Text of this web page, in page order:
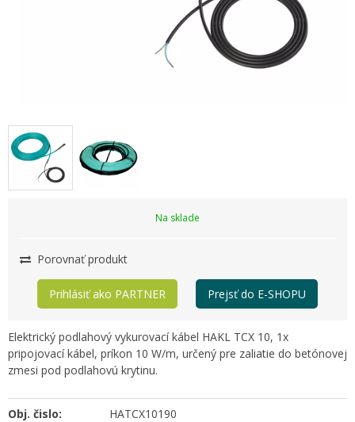
Na sklade
Porovnať produkt
Prihlásiť ako PARTNER Prejsť do E-SHOPU
Elektrický podlahový vykurovací kábel HAKL TCX 10, 1x
pripojovací kábel, príkon 10 W/m, určený pre zaliatie do betónovej
zmesi pod podlahovú krytinu.
Obj. čislo:
HATCX10190